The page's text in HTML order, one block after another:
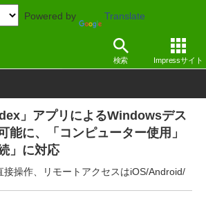
Powered by Translate
検索 Impressサイト
ージェント
」アプリによるWindowsデス
能に、「コンピューター使用」
」に対応
接操作、リモートアクセスはiOS/Android/